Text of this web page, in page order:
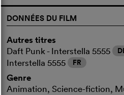
DONNÉES DU FILM
Autres titres
Daft Punk - Interstella 5555
Interstella 5555 FR
Genre
Animation, Science-fiction,